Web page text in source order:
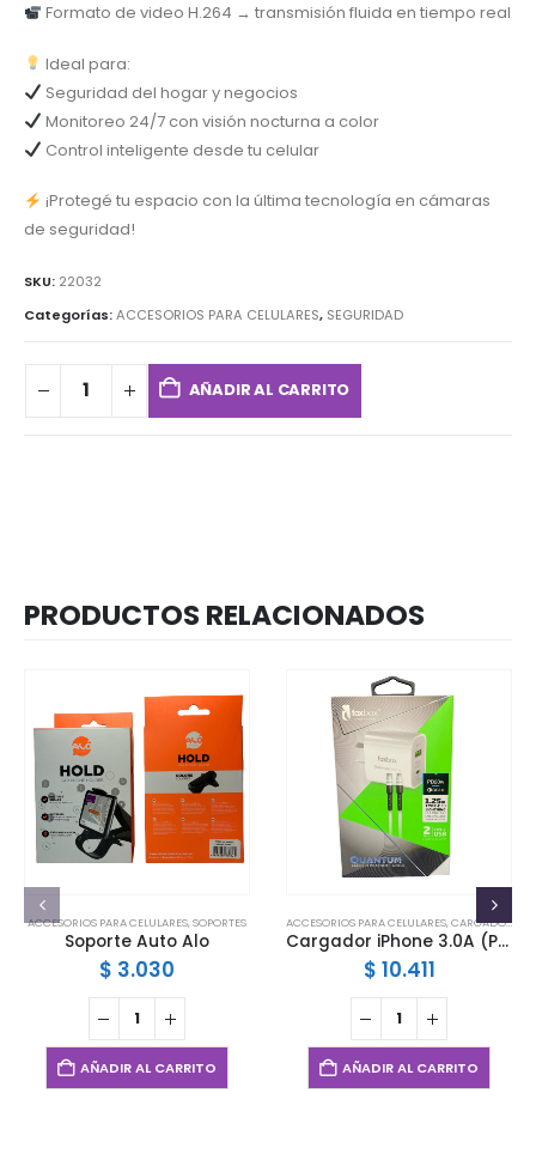
Formato de video H.264 → transmisión fluida en tiempo real
Ideal para:
Seguridad del hogar y negocios
Monitoreo 24/7 con visión nocturna a color
Control inteligente desde tu celular
¡Protegé tu espacio con la última tecnología en cámaras
de seguridad!
SKU: 22032
Categorías:ACCESORIOS PARA CELULARES, SEGURIDAD
AÑADIR AL CARRITO
PRODUCTOS RELACIONADOS
ACCESORIOS PARA CELULARES,SOPORTES
Soporte Auto Alo
$ 3.030
AÑADIR AL CARRITO
ACCESORIOS PARA CELULARES,CARGADORES
Cargador iPhone 3.0A (PD20W + 1 USB) Foxbox
$ 10.411
AÑADIR AL CARRITO